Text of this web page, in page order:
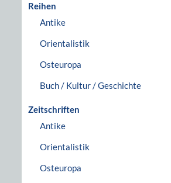
Reihen
Antike
Orientalistik
Osteuropa
Buch / Kultur / Geschichte
Zeitschriften
Antike
Orientalistik
Osteuropa